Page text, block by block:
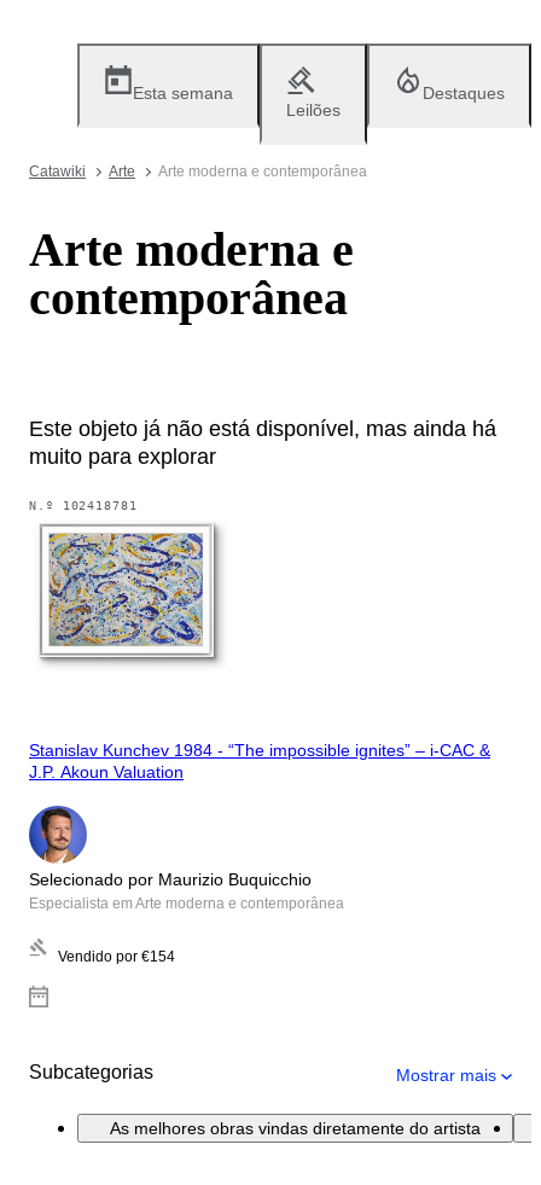
Esta semana
Leilões
Destaques
Catawiki Arte Arte moderna e contemporânea
Arte moderna e
contemporânea
Este objeto já não está disponível, mas ainda há
muito para explorar
N.º 102418781
Stanislav Kunchev 1984 - “The impossible ignites” – i-CAC &
J.P. Akoun Valuation
Selecionado por Maurizio Buquicchio
Especialista em Arte moderna e contemporânea
Vendido por €154
Subcategorias Mostrar mais
As melhores obras vindas diretamente do artista